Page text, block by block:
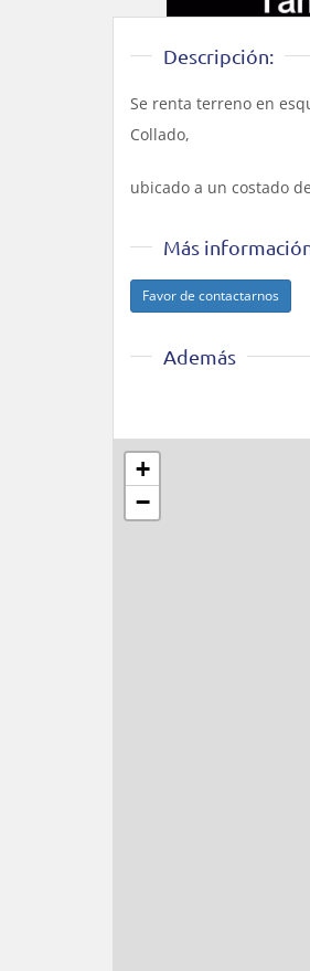
Descripción:
Se renta terreno en
Collado,
ubicado a un costado
Más
Favor de contactarnos
Además
+
−